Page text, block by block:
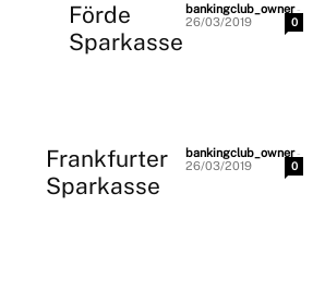
Förde
Sparkasse
bankingclub_owner-
26/03/2019 0
Frankfurter
Sparkasse
bankingclub_owner-
26/03/2019 0